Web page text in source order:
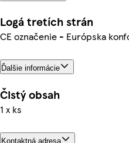
Logá tretích strán
CE označenie - Európska
Ďalšie informácie
Čistý obsah
1 x ks
Kontaktná adresa